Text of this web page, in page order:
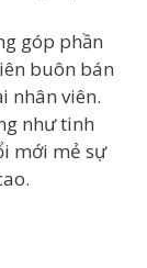
góp phần
buôn bán
nhân viên.
như tinh
mới mẻ sự